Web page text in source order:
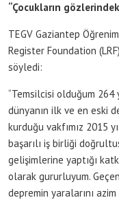
“Çocukların
TEGV Gaziantep
Register Foundation
söyledi:
“Temsilcisi olduğum
dünyanın ilk ve en eski
kurduğu vakfımız 2015
başarılı iş birliği
gelişimlerine yaptığı
olarak gururluyum.
depremin yaralarını